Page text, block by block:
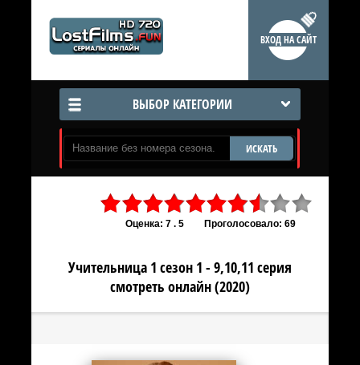
ВХОД НА САЙТ
ВЫБОР КАТЕГОРИИ
ИСКАТЬ
Оценка: 7 . 5 Проголосовало: 69
Учительница 1 сезон 1 - 9,10,11 серия
смотреть онлайн (2020)